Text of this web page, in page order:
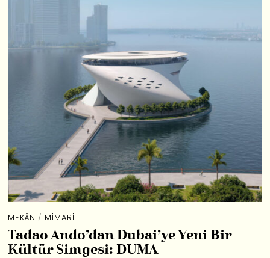
MEKÂN / MIMARI
Tadao Ando’dan Dubai’ye Yeni Bir
Kültür Simgesi: DUMA